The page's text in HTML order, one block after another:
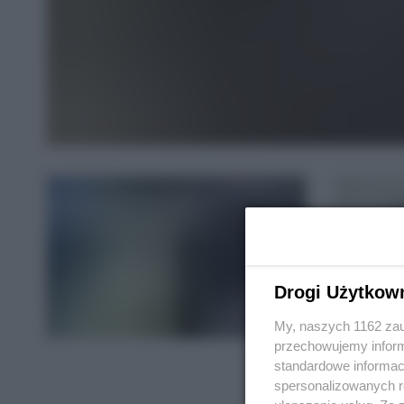
Drogi
My, naszych 1162
przechowujemy
standardowe
spersonalizowanych